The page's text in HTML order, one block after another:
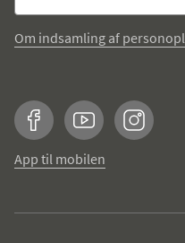
Om indsamling af
FacebookYouTubeInstagram
App til mobilen